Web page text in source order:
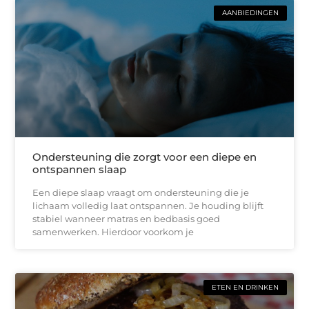
AANBIEDINGEN
Ondersteuning die zorgt voor een diepe en
ontspannen slaap
Een diepe slaap vraagt om ondersteuning die je
lichaam volledig laat ontspannen. Je houding blijft
stabiel wanneer matras en bedbasis goed
samenwerken. Hierdoor voorkom je
ETEN EN DRINKEN